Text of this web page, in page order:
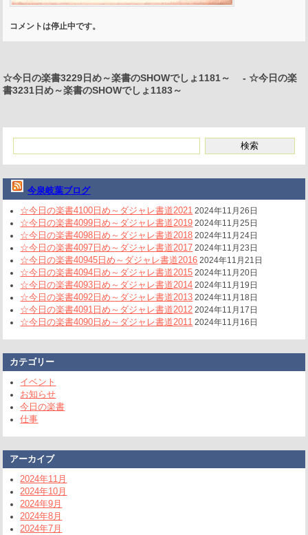
コメントは停止中です。
☆今日の楽書3229日め～楽書のSHOWでしょ1181～ -☆今日の楽
書3231日め～楽書のSHOWでしょ1183～
今泉岐葉ブログ
☆今日の楽書4100日め～ダジャレ書道2021 2024年11月26日
☆今日の楽書4099日め～ダジャレ書道2019 2024年11月25日
☆今日の楽書4098日め～ダジャレ書道2018 2024年11月24日
☆今日の楽書4097日め～ダジャレ書道2017 2024年11月23日
☆今日の楽書40945日め～ダジャレ書道2016 2024年11月21日
☆今日の楽書4094日め～ダジャレ書道2015 2024年11月20日
☆今日の楽書4093日め～ダジャレ書道2014 2024年11月19日
☆今日の楽書4092日め～ダジャレ書道2013 2024年11月18日
☆今日の楽書4091日め～ダジャレ書道2012 2024年11月17日
☆今日の楽書4090日め～ダジャレ書道2011 2024年11月16日
カテゴリー
イベント
お知らせ
今日の楽書
仕事
アーカイブ
2024年11月
2024年10月
2024年9月
2024年8月
2024年7月